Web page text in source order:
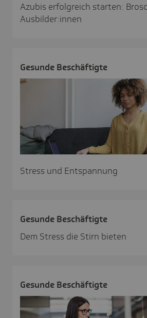
Azubis erfolgreich starten:
Ausbilder:innen
Gesunde Beschäf­tigte
Stress und Entspannung
Gesunde Beschäf­tigte
Dem Stress die Stirn bieten
Gesunde Beschäf­tigte